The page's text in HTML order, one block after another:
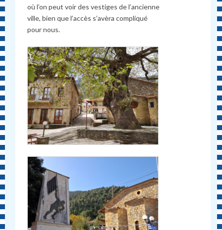
où l’on peut voir des vestiges de l’ancienne
ville, bien que l’accès s’avèra compliqué
pour nous.